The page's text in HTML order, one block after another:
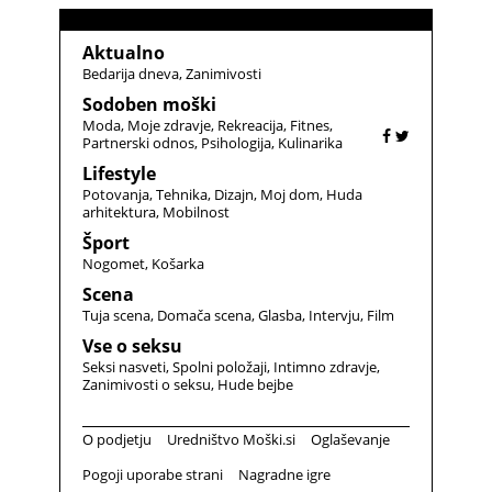
Aktualno
Bedarija dneva Zanimivosti
Sodoben moški
Moda Moje zdravje Rekreacija Fitnes
Partnerski odnos Psihologija Kulinarika
Lifestyle
Potovanja Tehnika Dizajn Moj dom Huda
arhitektura Mobilnost
Šport
Nogomet Košarka
Scena
Tuja scena Domača scena Glasba Intervju Film
Vse o seksu
Seksi nasveti Spolni položaji Intimno zdravje
Zanimivosti o seksu Hude bejbe
O podjetju Uredništvo Moški.si
Oglaševanje
Pogoji uporabe strani
Nagradne igre